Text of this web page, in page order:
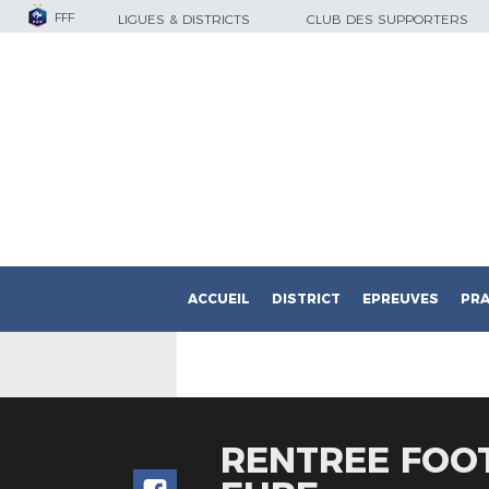
FFF LIGUES & DISTRICTS CLUB DES SUPPORTERS
ACCUEIL DISTRICT EPREUVES
RENTREE